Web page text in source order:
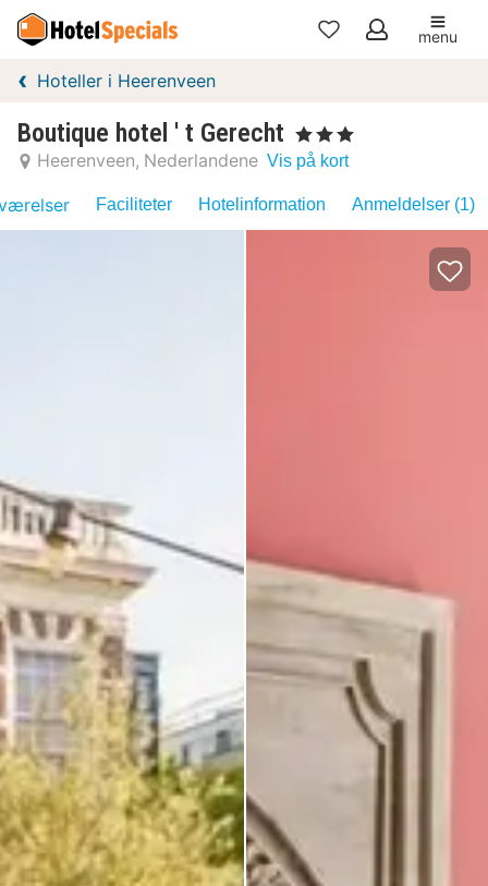
Mine
menu
Hoteller i Heerenveen
Boutique hotel ' t Gerecht , 3 Stjerner
Heerenveen Nederlandene Vis på kort
Faciliteter Hotelinformation Anmeldelser (1)